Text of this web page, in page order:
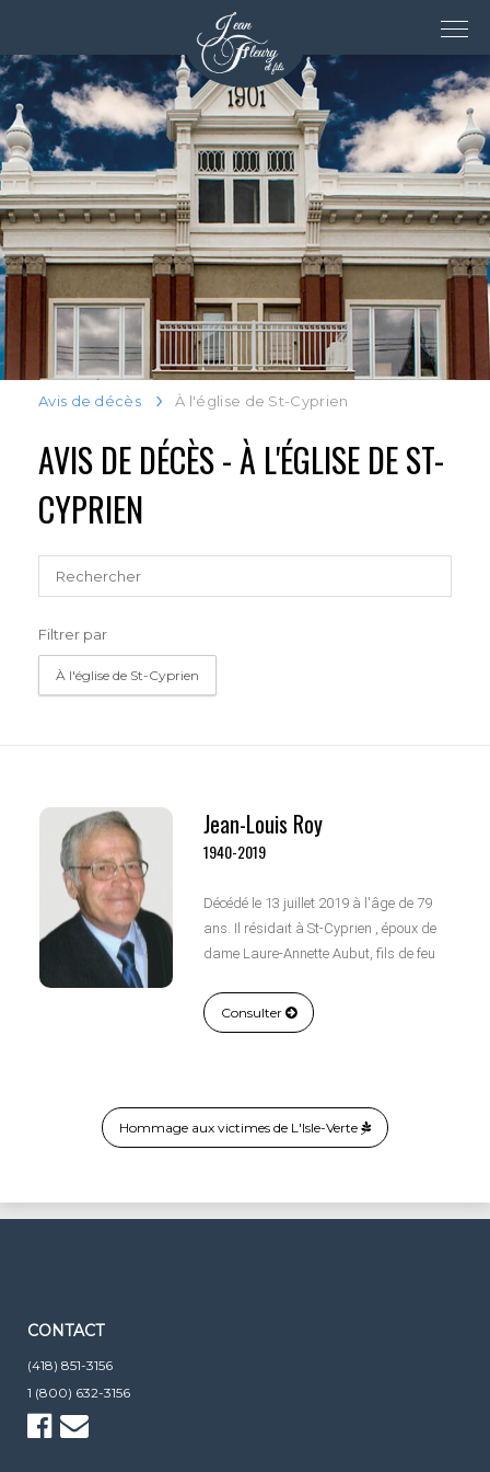
Avis de décès À l'église de St-Cyprien
AVIS DE DÉCÈS - À L'ÉGLISE DE ST-
CYPRIEN
Filtrer par
À l'église de St-Cyprien
Jean-Louis Roy
1940-2019
Décédé le 13 juillet 2019 à l'âge de 79
ans. Il résidait à St-Cyprien , époux de
dame Laure-Annette Aubut, fils de feu
Marie-Anne Gosselin.
Consulter
Hommage aux victimes de L'Isle-Verte
CONTACT
(418) 851-3156
1 (800) 632-3156